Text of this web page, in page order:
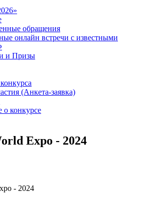
обращения
онлайн встречи с известными
и Призы
(Анкета-заявка)
конкурсе
Expo - 2024